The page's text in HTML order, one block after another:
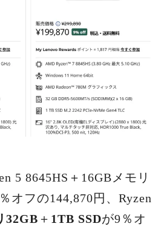
5 8645HS＋16GBメモリ
オフの144,870円、Ryzen
32GB ＋ 1TB SSDが9％オ